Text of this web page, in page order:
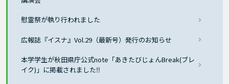
慰霊祭が執り行われました
広報誌『イスナ』Vol.29（最新号）発行のお知らせ
本学学生が秋田県庁公式note「あきたびじょんBreak(ブレ
イク)」に掲載されました‼